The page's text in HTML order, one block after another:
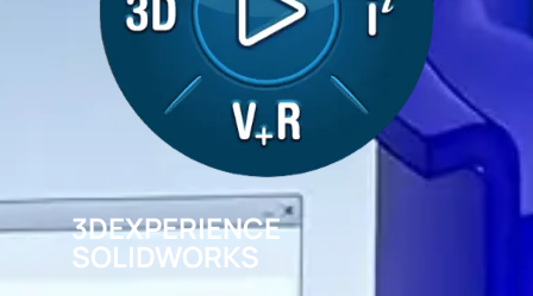
3DEXPERIENCE
SOLIDWORKS